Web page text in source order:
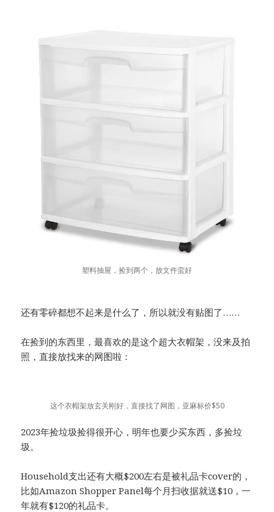
塑料抽屉，捡到两个，放文件蛮好
还有零碎都想不起来是什么了，所以就没有贴图了……
在捡到的东西里，最喜欢的是这个超大衣帽架，没来及拍
照，直接放找来的网图啦：
这个衣帽架放玄关刚好，直接找了网图，亚麻标价$50
2023年捡垃圾捡得很开心，明年也要少买东西，多捡垃
圾。
Household支出还有大概$200左右是被礼品卡cover的，
比如Amazon Shopper Panel每个月扫收据就送$10，一
年就有$120的礼品卡。